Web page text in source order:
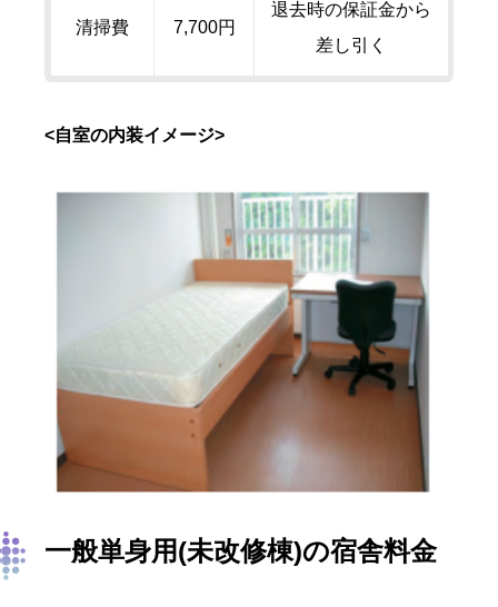
清掃費 7,700円
退去時の保証金から
差し引く
<自室の内装イメージ>
一般単身用(未改修棟)の宿舎料金